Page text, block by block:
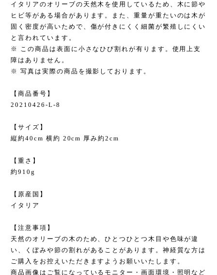
イタリアのオリーブの天然木を使用しているため、木に節や
ヒビ等がある場合があります。また、重量が重たいのは木が
固く密度が高いためで、傷が付きにくく細菌が繁殖しにくい
と言われています。
※ この商品は表面に小さなひび割れが有ります。使用上支
障はありません。
※ 写真は実際の商品を撮影しております。
【商品番号】
20210426-L-8
【サイズ】
縦約40cm 横約 20cm 厚み約2cm
【重さ】
約910g
【原産国】
イタリア
【注意事項】
天然のオリーブの木のため、ひとつひとつ木目や色味が違
い、くぼみや節の割れがあることがあります。神経質な方は
ご購入をお控えいただきますようお願いいたします。
商品画像はご覧になっているモニター・画面環境・照明など